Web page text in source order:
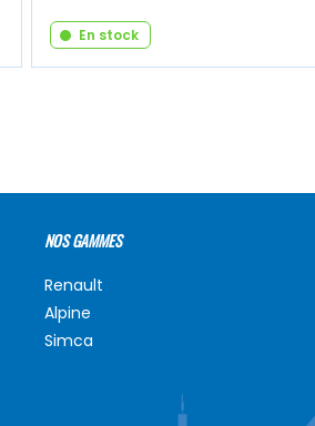
En stock
NOS GAMMES
Renault
Alpine
Simca